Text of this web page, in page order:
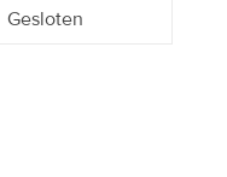
Gesloten